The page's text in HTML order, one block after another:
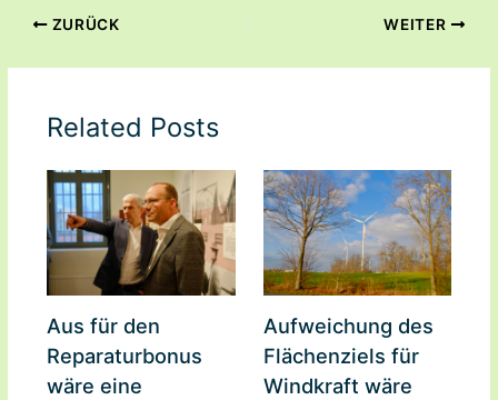
ZURÜCK WEITER
Related Posts
Aus für den
Reparaturbonus
wäre eine
Aufweichung des
Flächenziels für
Windkraft wäre